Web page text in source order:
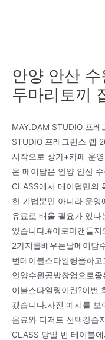
안양 안산
두마리토끼
MAY.DAM STUDIO 프
STUDIO 프레그런스 랩
시작으로 상가+카페 운
온 메이담은 안양 안산
CLASS에서 메이덤만의
한 기법뿐만 아니라 운영
유료로 배울 필요가 있다
있습니다.#아로마캔들
2가지를배우는날메이담
번테이블스타일링을하
안양수원공방창업으로
이블스타일링이란?이번
겠습니다.사진 예시를 보
음료와 디저트 선택강습
CLASS 당일 빈 테이블